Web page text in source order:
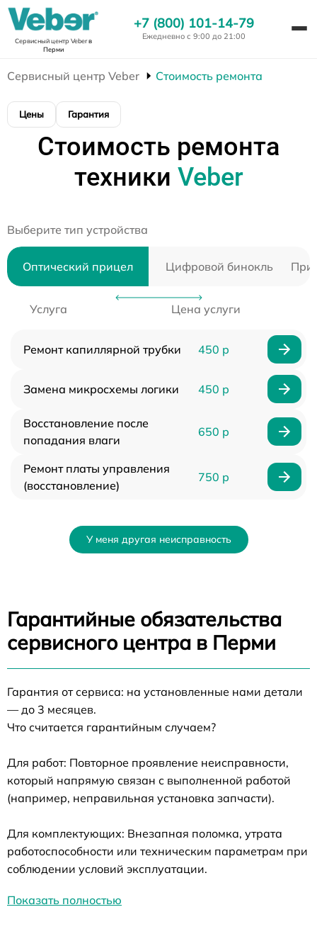
Сервисный центр Veberв
Перми
+7 (800) 101-14-79
Ежедневно с 9:00 до 21:00
Сервисный центр Veber Стоимость ремонта
Цены Гарантия
Стоимость ремонта
техники Veber
Выберите тип устройства
Оптический прицел Цифровой бинокль
Услуга Цена услуги
Ремонт капиллярной трубки 450 р
Замена микросхемы логики 450 р
Восстановление после
попадания влаги
650 р
Ремонт платы управления
(восстановление)
750 р
У меня другая неисправность
Гарантийные обязательства
сервисного центра в Перми
Гарантия от сервиса: на установленные нами детали
— до 3 месяцев.
Что считается гарантийным случаем?
Для работ: Повторное проявление неисправности,
который напрямую связан с выполненной работой
(например, неправильная установка запчасти).
Для комплектующих: Внезапная поломка, утрата
работоспособности или техническим параметрам при
соблюдении условий эксплуатации.
Показать полностью